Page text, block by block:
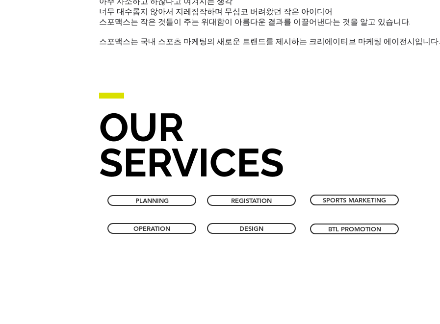
너무 대수롭지 않아서 지레짐작하며 무심코 버려왔던 작은 아이디어
스포맥스는 작은 것들이 주는 위대함이 아름다운 결과를 이끌어낸다는 것을 알고 있습니다.
스포맥스는 국내 스포츠 마케팅의 새로운 트랜드를 제시하는 크리에이티브 마케팅 에이전시입니다.
OUR
SERVICES
PLANNING
OPERATION
REGISTATION
DESIGN
SPORTS MARKETING
BTL PROMOTION